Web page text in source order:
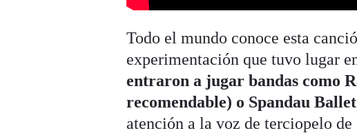
Todo el mundo conoce esta
experimentación que tuvo lugar
entraron a jugar bandas como
recomendable) o Spandau Ballet
atención a la voz de terciopelo